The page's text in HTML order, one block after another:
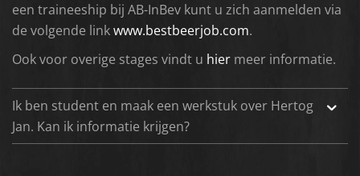
een traineeship bij AB-InBev kunt u zich aanmelden via
de volgende linkwww.bestbeerjob.com.
Ook voor overige stages vindt u hier meer informatie.
Ik ben student en maak een werkstuk over Hertog
Jan. Kan ik informatie krijgen?